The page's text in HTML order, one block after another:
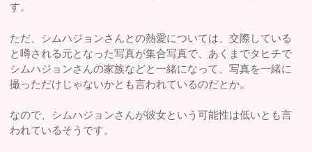
す。
ただ、シムハジョンさんとの熱愛については、交際している
と噂される元となった写真が集合写真で、あくまでタヒチで
シムハジョンさんの家族などと一緒になって、写真を一緒に
撮っただけじゃないかとも言われているのだとか。
なので、シムハジョンさんが彼女という可能性は低いとも言
われているそうです。